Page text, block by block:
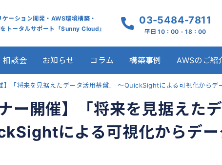
ーション開発・AWS環境構築・
トータルサポート「Sunny Cloud」
03-5484-7811
平日 10：00 - 18：00
相談会 お知らせ コラム 構築事例 AWSのご紹
】「将来を見据えたデータ活用基盤」 ～QuickSightによる可視化からデ
ー開催】「将来を見据えたデ
による可視化からデー